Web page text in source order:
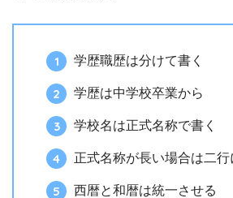
学歴職歴は分けて書く
学歴は中学校卒業から
学校名は正式名称で書く
正式名称が長い場合は二行
西暦と和暦は統一させる